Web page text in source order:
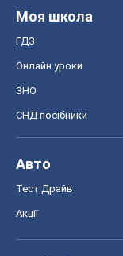
Моя школа
ГДЗ
Онлайн уроки
ЗНО
СНД посібники
Авто
Тест Драйв
Акції